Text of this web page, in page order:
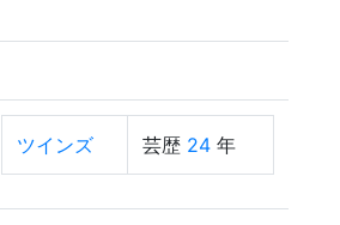
ツインズ 芸歴 24 年